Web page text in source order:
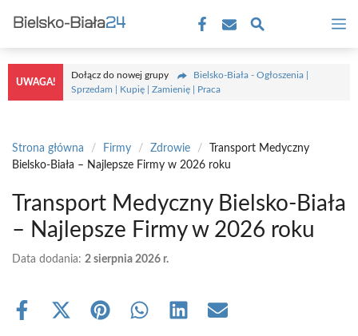
treści
UWAGA!
Dołącz do nowej grupy
Bielsko-Biała - Ogłoszenia |
Sprzedam | Kupię | Zamienię | Praca
Strona główna / Firmy / Zdrowie /
Transport Medyczny
Bielsko-Biała – Najlepsze Firmy w 2026 roku
Transport Medyczny Bielsko-Biała
– Najlepsze Firmy w 2026 roku
Data dodania: 2 sierpnia 2026 r.
Share
Share Share Share Share Share